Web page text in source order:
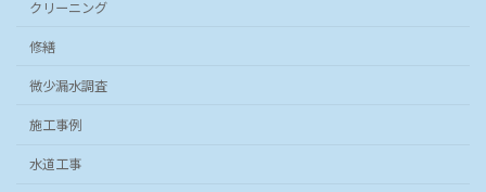
クリーニング
修繕
微少漏水調査
施工事例
水道工事